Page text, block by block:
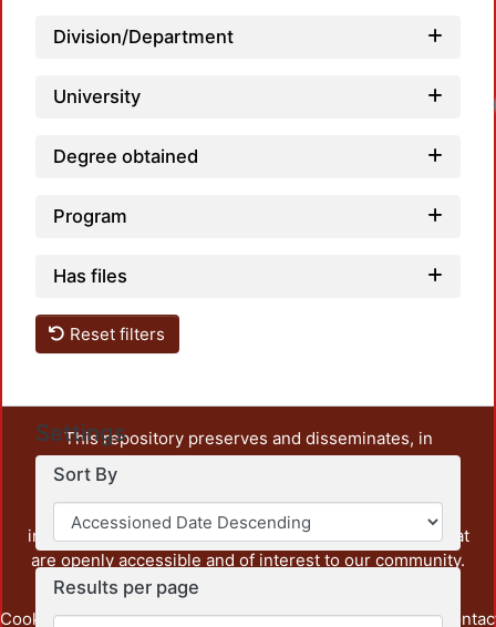
Division/Department
University
Degree obtained
Program
Has files
Reset filters
Settings
Sort By
Results per page
This repository preserves and disseminates, in
unrestricted open access, the teaching and research
output of UAM Azcapotzalco. It also includes some
administrative and graphic documents from the
institution, as well as content from other institutions that
are openly accessible and of interest to our community.
Cookie Privacy End User Send